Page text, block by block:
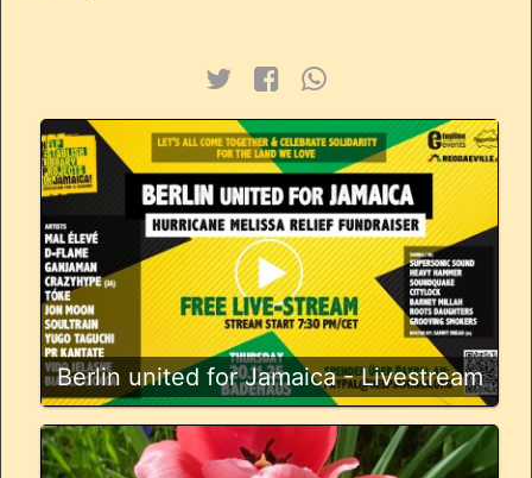
Berlin united for Jamaica - Livestream